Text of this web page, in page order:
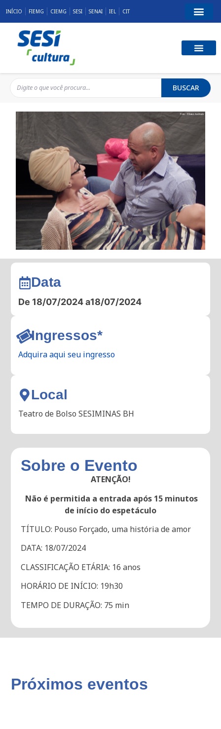
INÍCIO FIEMG CIEMG SESI SENAI IEL CIT
BUSCAR
Data
De 18/07/2024 a18/07/2024
Ingressos*
Adquira aqui seu ingresso
Local
Teatro de Bolso SESIMINAS BH
Sobre o Evento
ATENÇÃO!
Não é permitida a entrada após 15 minutos
de início do espetáculo
TÍTULO: Pouso Forçado, uma história de amor
DATA: 18/07/2024
CLASSIFICAÇÃO ETÁRIA: 16 anos
HORÁRIO DE INÍCIO: 19h30
TEMPO DE DURAÇÃO: 75 min
Próximos eventos